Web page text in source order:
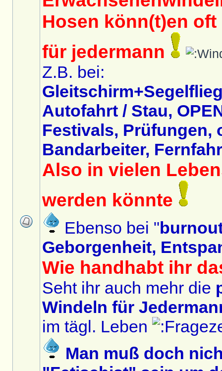
Hosen könn(t)en
für jedermann
Z.B. bei:
Autofahrt / Stau,
Festivals, Prüfungen,
Bandarbeiter,
Also in vielen
werden könnte
Ebenso bei "
Geborgenheit,
Wie handhabt ihr
Seht ihr auch mehr die
Windeln für
im tägl. Leben
Man muß doch